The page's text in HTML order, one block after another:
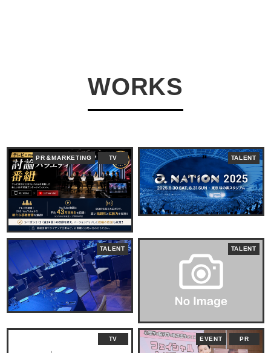
WORKS
PR＆MARKETING TV TALENT
TALENT TALENT
TV EVENT PR